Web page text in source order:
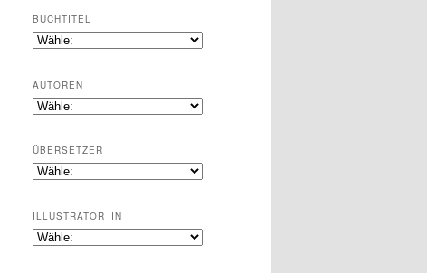
BUCHTITEL
AUTOREN
ÜBERSETZER
ILLUSTRATOR_IN